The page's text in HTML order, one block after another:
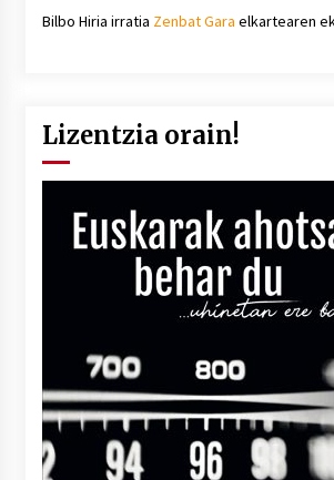
Bilbo Hiria irratia Zenbat Gara elkartearen
Lizentzia orain!